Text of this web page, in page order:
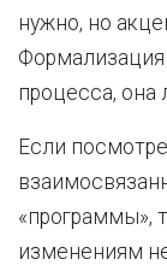
нужно, но
Формализация
процесса,
Если
«программы»,
изменениям